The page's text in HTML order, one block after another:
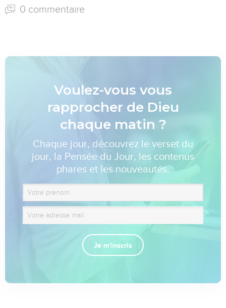
0 commentaire
Voulez-vous vous
rapprocher de Dieu
chaque matin ?
Chaque jour, découvrez le verset du
jour, la Pensée du Jour, les contenus
phares et les nouveautés.
Je m'inscris